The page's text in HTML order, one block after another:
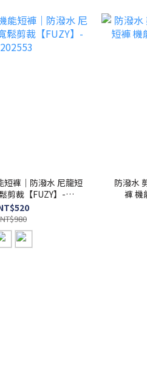
短褲｜防潑水 尼龍短
剪裁【FUZY】-
NT$980
防潑水
褲 機